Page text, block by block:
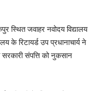
स्थित जवाहर नवोदय विद्यालय
के रिटायर्ड उप प्रधानाचार्य ने
संपत्ति को नुकसान